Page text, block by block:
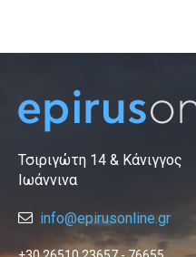
Τσιριγώτη 14 & Κάνιγγος
Ιωάννινα
info@epirusonline.gr